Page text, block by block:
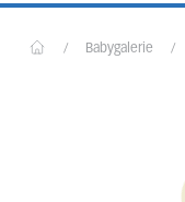
/ Babygalerie /